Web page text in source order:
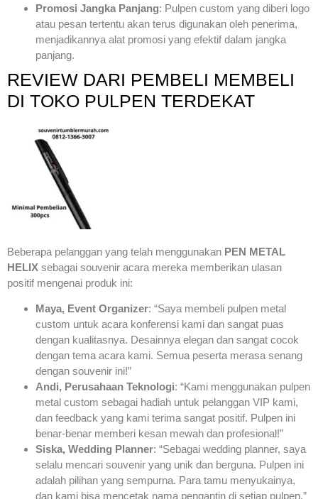
Promosi Jangka Panjang: Pulpen custom yang diberi logo
atau pesan tertentu akan terus digunakan oleh penerima,
menjadikannya alat promosi yang efektif dalam jangka
panjang.
REVIEW DARI PEMBELI MEMBELI
DI TOKO PULPEN TERDEKAT
Beberapa pelanggan yang telah menggunakan PEN METAL
HELIX sebagai souvenir acara mereka memberikan ulasan
positif mengenai produk ini:
Maya, Event Organizer: “Saya membeli pulpen metal
custom untuk acara konferensi kami dan sangat puas
dengan kualitasnya. Desainnya elegan dan sangat cocok
dengan tema acara kami. Semua peserta merasa senang
dengan souvenir ini!”
Andi, Perusahaan Teknologi: “Kami menggunakan pulpen
metal custom sebagai hadiah untuk pelanggan VIP kami,
dan feedback yang kami terima sangat positif. Pulpen ini
benar-benar memberi kesan mewah dan profesional!”
Siska, Wedding Planner: “Sebagai wedding planner, saya
selalu mencari souvenir yang unik dan berguna. Pulpen ini
adalah pilihan yang sempurna. Para tamu menyukainya,
dan kami bisa mencetak nama pengantin di setiap pulpen.”